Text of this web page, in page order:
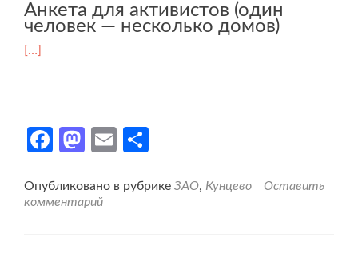
Анкета для активистов (один
человек — несколько домов)
[…]
Facebook
Mastodon
Email
Опубликовано в рубрике ЗАО, Кунцево
Оставить
комментарий